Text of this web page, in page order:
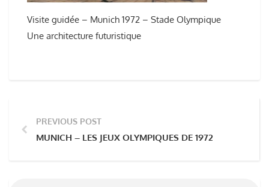
Visite guidée – Munich 1972 – Stade Olympique
Une architecture futuristique
PREVIOUS POST
MUNICH – LES JEUX OLYMPIQUES DE 1972